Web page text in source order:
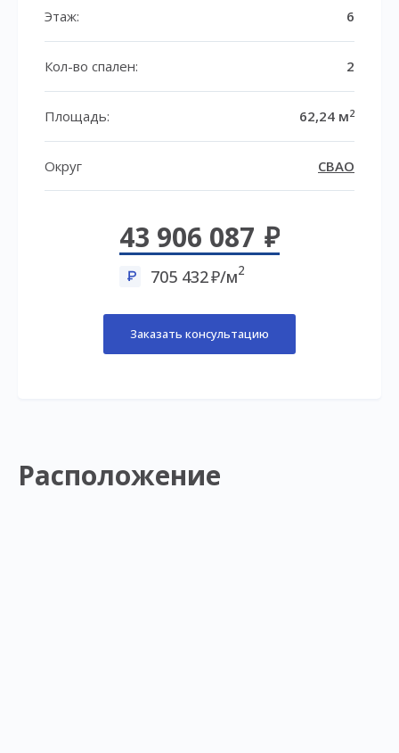
Этаж: 6
Кол-во спален: 2
Площадь: 62,24 м2
Округ СВАО
43 906 087
705 432 /м2
Заказать консультацию
Расположение